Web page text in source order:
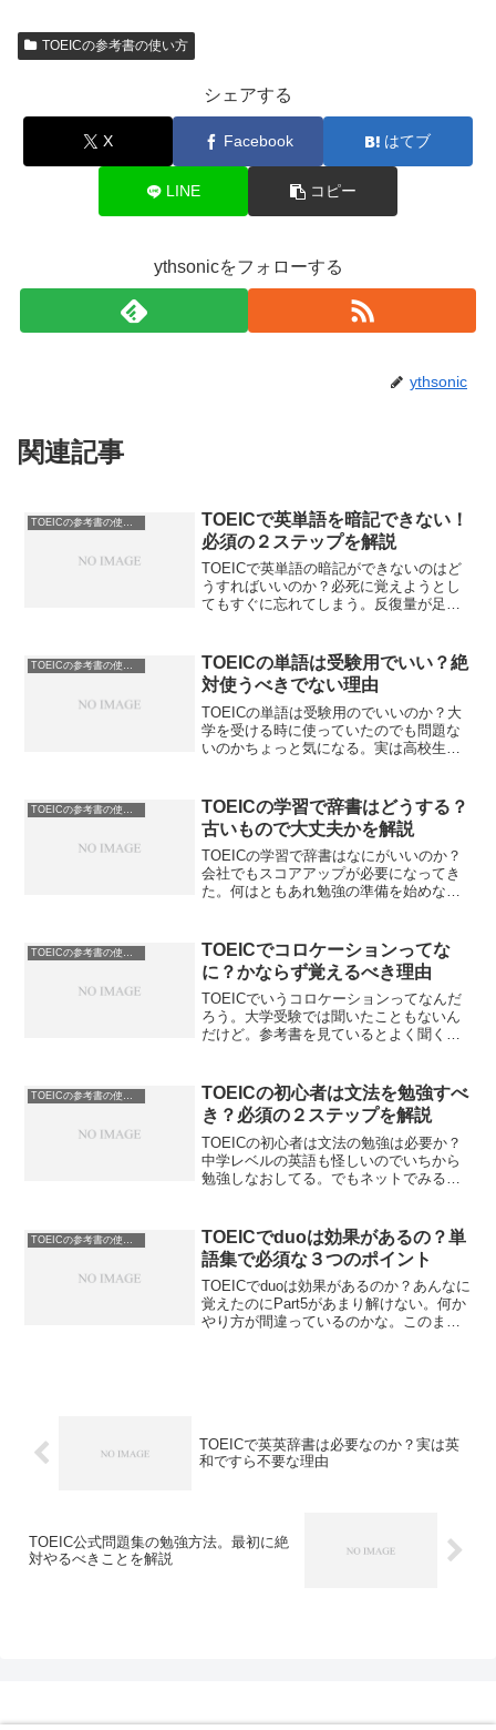
TOEICの参考書の使い方
シェアする
X Facebook はてブ
LINE コピー
ythsonicをフォローする
ythsonic
関連記事
TOEICの参考書の使い方
TOEICで英単語を暗記できない！
必須の２ステップを解説
TOEICで英単語の暗記ができないのはど
うすればいいのか？必死に覚えようとし
てもすぐに忘れてしまう。反復量が足り
単語の暗記ができるようになる方法を解
説します。500点台の方必見。
TOEICの参考書の使い方
TOEICの単語は受験用でいい？絶
対使うべきでない理由
TOEICの単語は受験用のでいいのか？大
学を受ける時に使っていたのでも問題な
いのかちょっと気になる。実は高校生で
けてお伝えします。TOEICの単語は受験
のを使えば大丈夫かを解説します。
TOEICの学習で辞書はどうする？
古いもので大丈夫かを解説
TOEICの学習で辞書はなにがいいのか？
会社でもスコアアップが必要になってき
た。何はともあれ勉強の準備を始めない
TOEICの学習で辞書は古いものを使って
いいのかを解説します。
TOEICの参考書の使い方
TOEICでコロケーションってな
に？かならず覚えるべき理由
TOEICでいうコロケーションってなんだ
ろう。大学受験では聞いたこともないん
だけど。参考書を見ているとよく聞く言
TOEICでコロケーションが重要な理由を
解説します。知らない方は損ですよ
TOEICの参考書の使い方
TOEICの初心者は文法を勉強すべ
き？必須の２ステップを解説
TOEICの初心者は文法の勉強は必要か？
中学レベルの英語も怪しいのでいちから
勉強しなおしてる。でもネットでみる限
いいのか。TOEICの初心者は文法を勉強
すべきかを解説します。
TOEICでduoは効果があるの？単
語集で必須な３つのポイント
TOEICでduoは効果があるのか？あんなに
覚えたのにPart5があまり解けない。何か
やり方が間違っているのかな。このまま
TOEICで英英辞書は必要なのか？実は英
和ですら不要な理由
TOEIC公式問題集の勉強方法。最初に絶
対やるべきことを解説